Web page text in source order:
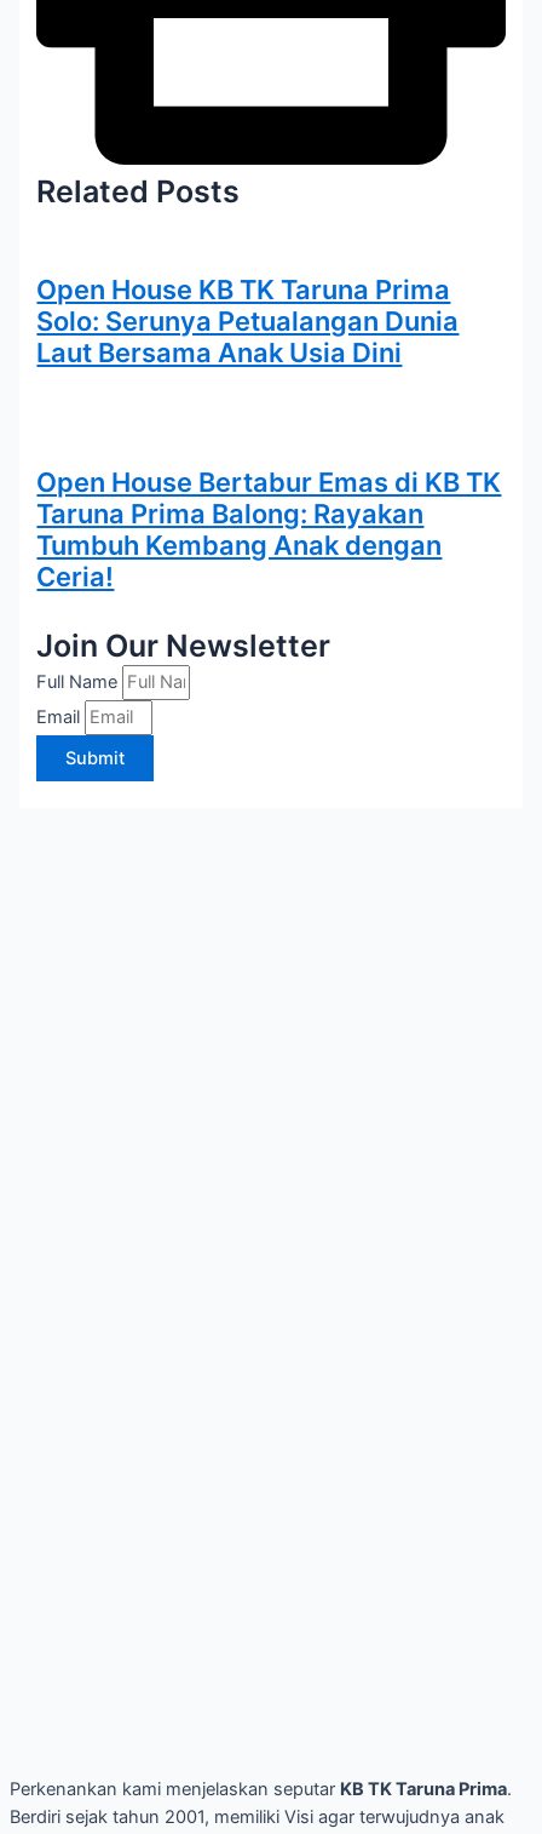
Related Posts
Open House KB TK Taruna Prima
Solo: Serunya Petualangan Dunia
Laut Bersama Anak Usia Dini
Open House Bertabur Emas di KB TK
Taruna Prima Balong: Rayakan
Tumbuh Kembang Anak dengan
Ceria!
Join Our Newsletter
Full Name
Email
Submit
Perkenankan kami menjelaskan seputar KB TK Taruna Prima.
Berdiri sejak tahun 2001, memiliki Visi agar terwujudnya anak